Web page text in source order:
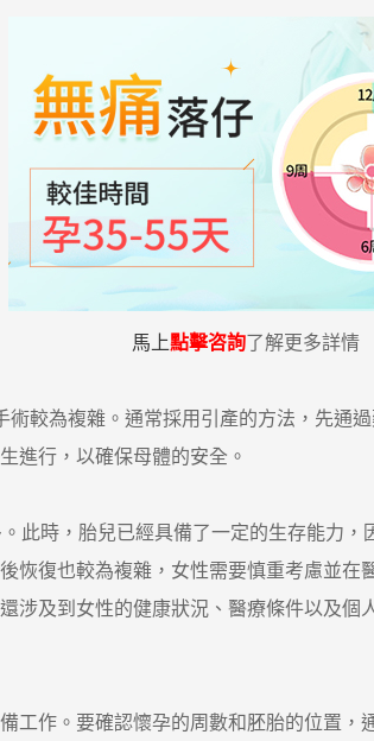
馬上點擊咨詢了解更多詳情
為複雜。通常採用引產的方法，先通
進行，以確保母體的安全。
時，胎兒已經具備了一定的生存能力，
恢復也較為複雜，女性需要慎重考慮並在
及到女性的健康狀況、醫療條件以及個
作。要確認懷孕的周數和胚胎的位置，